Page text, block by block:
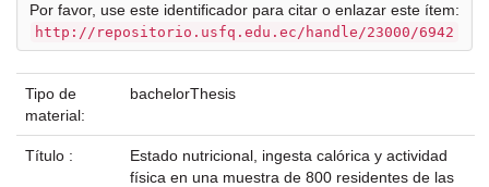
Por favor, use este identificador para citar o enlazar este ítem:
http://repositorio.usfq.edu.ec/handle/23000/6942
Tipo de
material:
bachelorThesis
Título :
Estado nutricional, ingesta calórica y actividad
física en una muestra de 800 residentes de las